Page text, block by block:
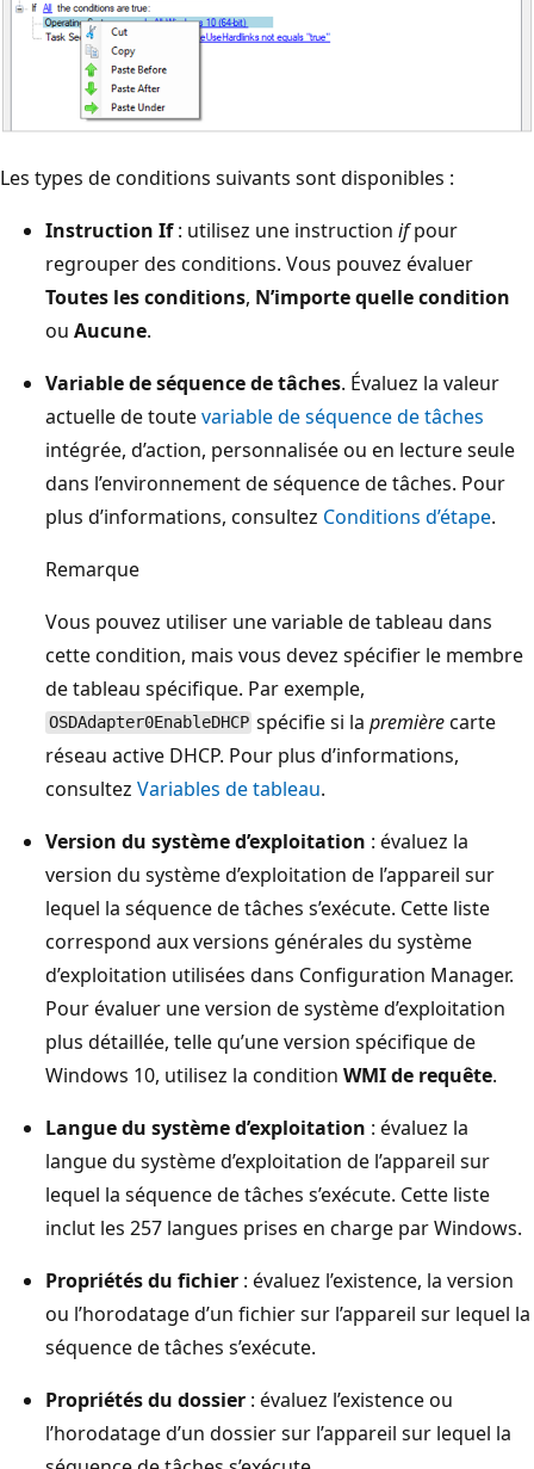
Les types de conditions suivants sont disponibles :
Instruction If: utilisez une instruction ifpour
regrouper des conditions. Vous pouvez évaluer
Toutes les conditions, N’importe quelle condition
ou Aucune.
Variable de séquence de tâches. Évaluez la valeur
actuelle de toutevariable de séquence de tâches
intégrée, d’action, personnalisée ou en lecture seule
dans l’environnement de séquence de tâches. Pour
plus d’informations, consultez Conditions d’étape.
Remarque
Vous pouvez utiliser une variable de tableau dans
cette condition, mais vous devez spécifier le membre
de tableau spécifique. Par exemple,
OSDAdapter0EnableDHCP spécifie si lapremièrecarte
réseau active DHCP. Pour plus d’informations,
consultez Variables de tableau.
Version du système d’exploitation : évaluez la
version du système d’exploitation de l’appareil sur
lequel la séquence de tâches s’exécute. Cette liste
correspond aux versions générales du système
d’exploitation utilisées dans Configuration Manager.
Pour évaluer une version de système d’exploitation
plus détaillée, telle qu’une version spécifique de
Windows 10, utilisez la condition WMI de requête.
Langue du système d’exploitation : évaluez la
langue du système d’exploitation de l’appareil sur
lequel la séquence de tâches s’exécute. Cette liste
inclut les 257 langues prises en charge par Windows.
Propriétés du fichier : évaluez l’existence, la version
ou l’horodatage d’un fichier sur l’appareil sur lequel la
séquence de tâches s’exécute.
Propriétés du dossier : évaluez l’existence ou
l’horodatage d’un dossier sur l’appareil sur lequel la